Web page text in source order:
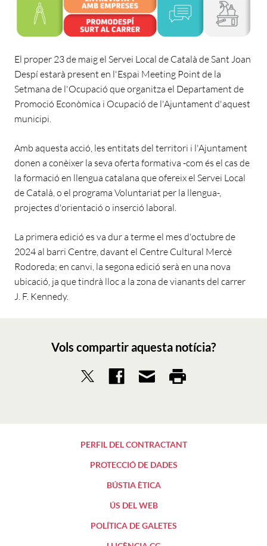
El proper 23 de maig el Servei Local de Català de Sant Joan
Despí estarà present en l'Espai Meeting Point de la
Setmana de l'Ocupació que organitza el Departament de
Promoció Econòmica i Ocupació de l'Ajuntament d'aquest
municipi.
Amb aquesta acció, les entitats del territori i l'Ajuntament
donen a conèixer la seva oferta formativa -com és el cas de
la formació en llengua catalana que ofereix el Servei Local
de Català, o el programa Voluntariat per la llengua-,
projectes d'orientació o inserció laboral.
La primera edició es va dur a terme el mes d'octubre de
2024 al barri Centre, davant el Centre Cultural Mercè
Rodoreda; en canvi, la segona edició serà en una nova
ubicació, ja que tindrà lloc a la zona de vianants del carrer
J. F. Kennedy.
Vols compartir aquesta notícia?
PERFIL DEL CONTRACTANT
PROTECCIÓ DE DADES
BÚSTIA ÈTICA
ÚS DEL WEB
POLÍTICA DE GALETES